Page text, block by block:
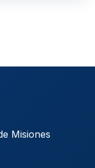
Misiones